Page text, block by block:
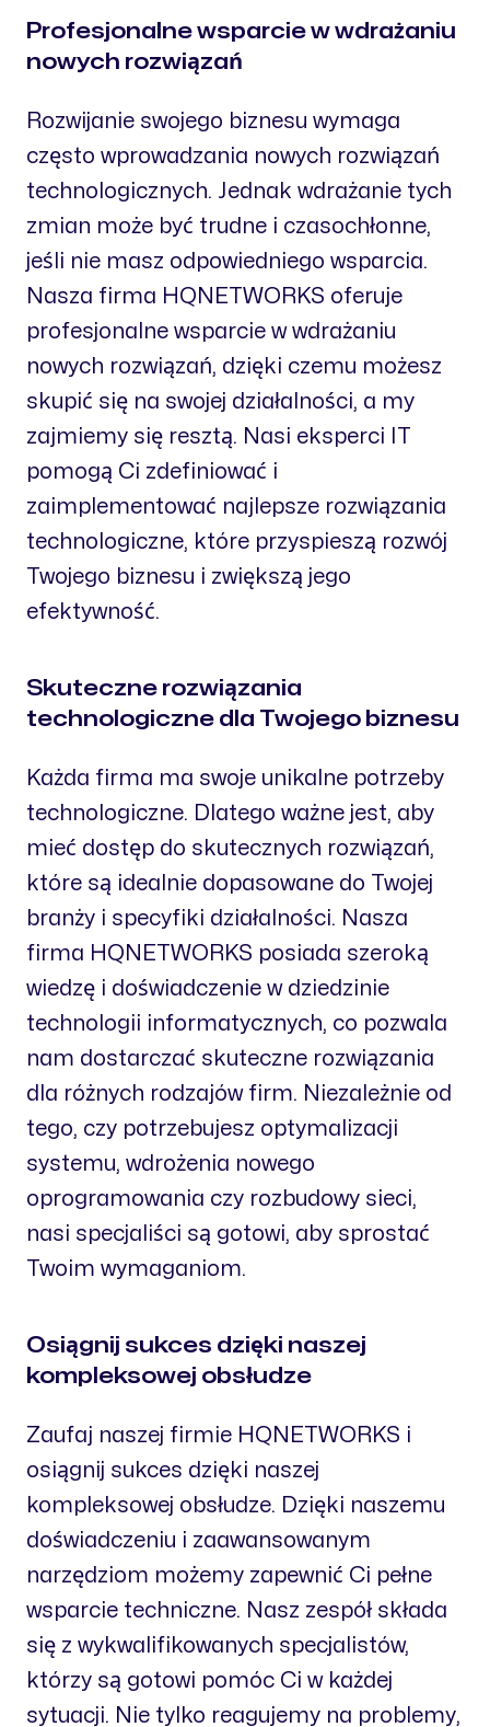
Profesjonalne wsparcie w wdrażaniu
nowych rozwiązań
Rozwijanie swojego biznesu wymaga
często wprowadzania nowych rozwiązań
technologicznych. Jednak wdrażanie tych
zmian może być trudne i czasochłonne,
jeśli nie masz odpowiedniego wsparcia.
Nasza firma HQNETWORKS oferuje
profesjonalne wsparcie w wdrażaniu
nowych rozwiązań, dzięki czemu możesz
skupić się na swojej działalności, a my
zajmiemy się resztą. Nasi eksperci IT
pomogą Ci zdefiniować i
zaimplementować najlepsze rozwiązania
technologiczne, które przyspieszą rozwój
Twojego biznesu i zwiększą jego
efektywność.
Skuteczne rozwiązania
technologiczne dla Twojego biznesu
Każda firma ma swoje unikalne potrzeby
technologiczne. Dlatego ważne jest, aby
mieć dostęp do skutecznych rozwiązań,
które są idealnie dopasowane do Twojej
branży i specyfiki działalności. Nasza
firma HQNETWORKS posiada szeroką
wiedzę i doświadczenie w dziedzinie
technologii informatycznych, co pozwala
nam dostarczać skuteczne rozwiązania
dla różnych rodzajów firm. Niezależnie od
tego, czy potrzebujesz optymalizacji
systemu, wdrożenia nowego
oprogramowania czy rozbudowy sieci,
nasi specjaliści są gotowi, aby sprostać
Twoim wymaganiom.
Osiągnij sukces dzięki naszej
kompleksowej obsłudze
Zaufaj naszej firmie HQNETWORKS i
osiągnij sukces dzięki naszej
kompleksowej obsłudze. Dzięki naszemu
doświadczeniu i zaawansowanym
narzędziom możemy zapewnić Ci pełne
wsparcie techniczne. Nasz zespół składa
się z wykwalifikowanych specjalistów,
którzy są gotowi pomóc Ci w każdej
sytuacji. Nie tylko reagujemy na problemy,